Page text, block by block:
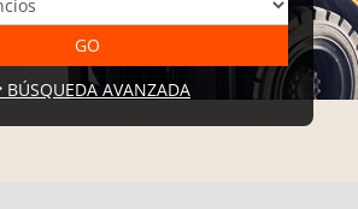
BÚSQUEDA AVANZADA